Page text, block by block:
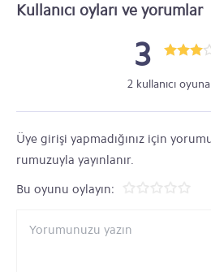
Kullanıcı oyları ve yorumlar
3
2 kullanıcı
Üye girişi yapmadığınız için
rumuzuyla yayınlanır.
Bu oyunu oylayın: